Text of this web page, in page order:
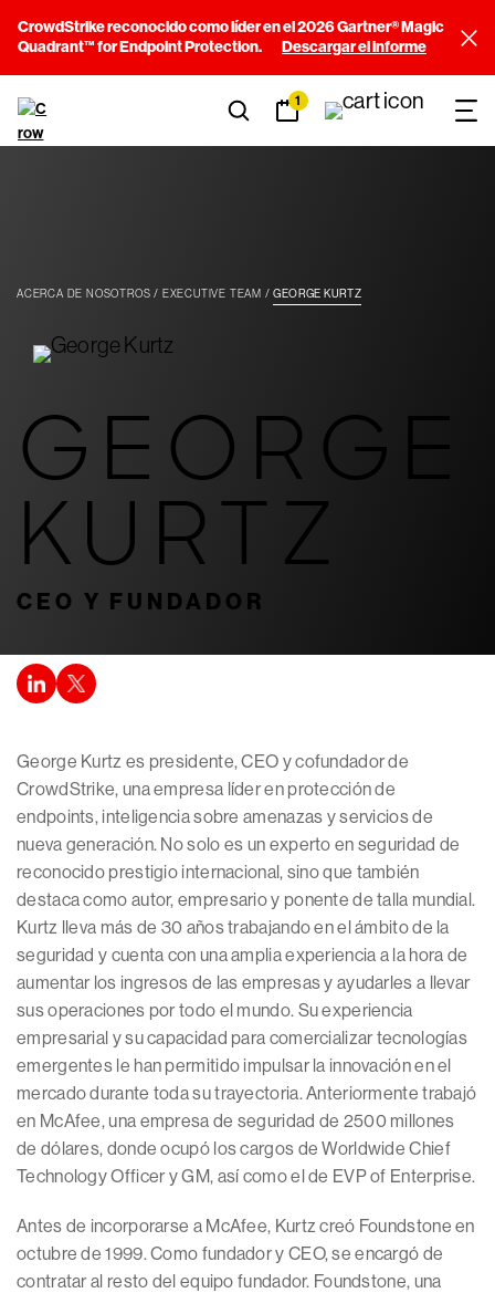
CrowdStrike reconocido como líder en el 2026 Gartner® Magic
Quadrant™ for Endpoint Protection.
Descargar el informe
1
ACERCA DE NOSOTROS EXECUTIVE TEAM GEORGE KURTZ
GEORGE
KURTZ
CEO Y FUNDADOR
George Kurtz es presidente, CEO y cofundador de
CrowdStrike, una empresa líder en protección de
endpoints, inteligencia sobre amenazas y servicios de
nueva generación. No solo es un experto en seguridad de
reconocido prestigio internacional, sino que también
destaca como autor, empresario y ponente de talla mundial.
Kurtz lleva más de 30 años trabajando en el ámbito de la
seguridad y cuenta con una amplia experiencia a la hora de
aumentar los ingresos de las empresas y ayudarles a llevar
sus operaciones por todo el mundo. Su experiencia
empresarial y su capacidad para comercializar tecnologías
emergentes le han permitido impulsar la innovación en el
mercado durante toda su trayectoria. Anteriormente trabajó
en McAfee, una empresa de seguridad de 2500 millones
de dólares, donde ocupó los cargos de Worldwide Chief
Technology Officer y GM, así como el de EVP of Enterprise.
Antes de incorporarse a McAfee, Kurtz creó Foundstone en
octubre de 1999. Como fundador y CEO, se encargó de
contratar al resto del equipo fundador. Foundstone, una